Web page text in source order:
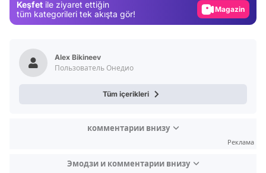
Keşfet ile ziyaret ettiğin
tüm kategorileri tek akışta gör!
Magazin
Alex Bikineev
Пользователь Онедио
Tüm içerikleri
комментарии внизу
Реклама
Эмодзи и комментарии внизу